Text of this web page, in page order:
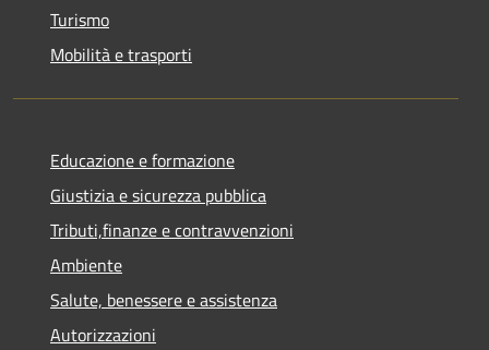
Turismo
Mobilità e trasporti
Educazione e formazione
Giustizia e sicurezza pubblica
Tributi,finanze e contravvenzioni
Ambiente
Salute, benessere e assistenza
Autorizzazioni